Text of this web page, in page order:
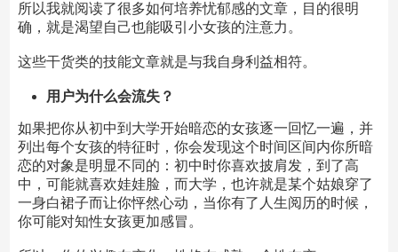
所以我就阅读了很多如何培养忧郁感的文章，目的很明
确，就是渴望自己也能吸引小女孩的注意力。
这些干货类的技能文章就是与我自身利益相符。
用户为什么会流失？
如果把你从初中到大学开始暗恋的女孩逐一回忆一遍，并
列出每个女孩的特征时，你会发现这个时间区间内你所暗
恋的对象是明显不同的：初中时你喜欢披肩发，到了高
中，可能就喜欢娃娃脸，而大学，也许就是某个姑娘穿了
一身白裙子而让你怦然心动，当你有了人生阅历的时候，
你可能对知性女孩更加感冒。